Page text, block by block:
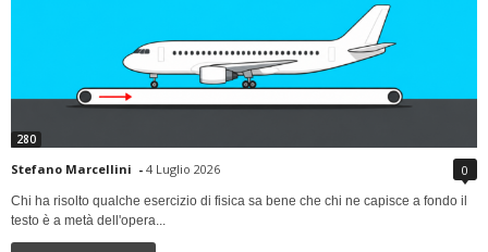
280
Stefano Marcellini - 4 Luglio 2026 0
Chi ha risolto qualche esercizio di fisica sa bene che chi ne capisce a fondo il
testo è a metà dell'opera...